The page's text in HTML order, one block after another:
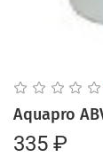
Aquapro
335 ₽